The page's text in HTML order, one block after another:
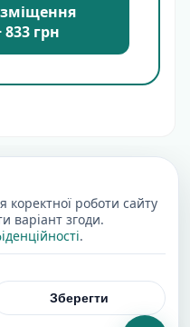
833 грн
роботи сайту
варіант згоди.
.
Зберегти